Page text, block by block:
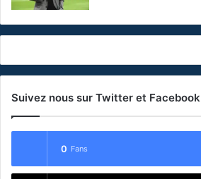
Suivez nous sur Twitter et Facebook
0 Fans